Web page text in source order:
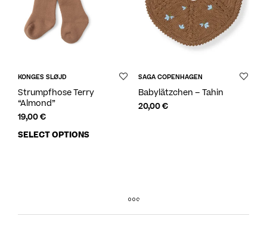
KONGES SLØJD
Strumpfhose Terry
“Almond”
19,00€
SELECT OPTIONS
SAGA COPENHAGEN
Babylätzchen – Tahin
20,00€